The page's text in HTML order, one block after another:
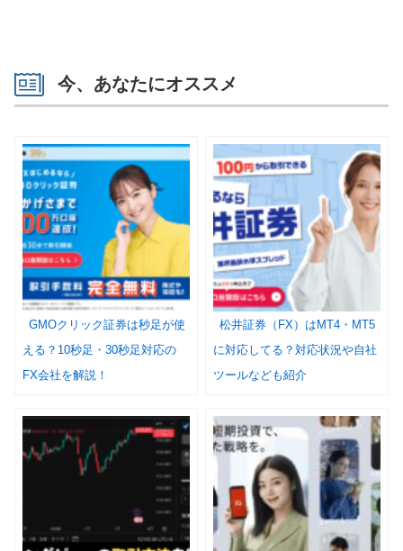
今、あなたにオススメ
GMOクリック証券は秒足が使
える？10秒足・30秒足対応の
FX会社を解説！
松井証券（FX）はMT4・MT5
に対応してる？対応状況や自社
ツールなども紹介